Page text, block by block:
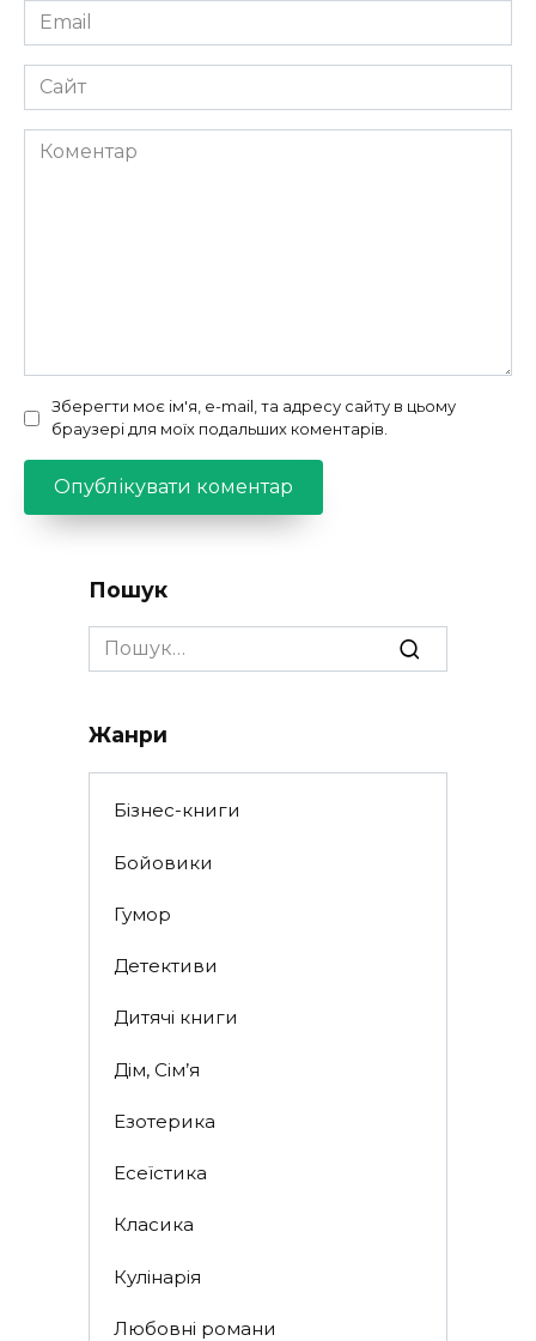
Email
*
Сайт
Коментар
Зберегти моє ім'я, e-mail, та адресу сайту в цьому
браузері для моїх подальших коментарів.
Пошук
Search
for:
Жанри
Бізнес-книги
Бойовики
Гумор
Детективи
Дитячі книги
Дім, Сім’я
Езотерика
Есеїстика
Класика
Кулінарія
Любовні романи